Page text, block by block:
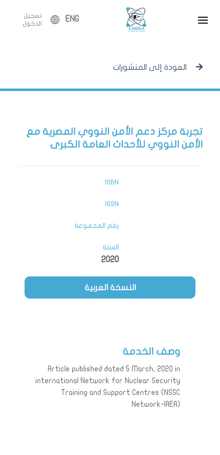
ENG
تسجيل
الدخول
العودة إلى المنشورات
تجربة مركز دعم الأمن النووي المصرية مع
الأمن النووي للأحداث العامة الكبرى
ISBN
ISSN
رقم المجموعة
السنة
2020
النسخة العربية
وصف الخدمة
Article published dated 5 March, 2020 in
international Network for Nuclear Security
Training and Support Centres (NSSC
Network-IAEA)